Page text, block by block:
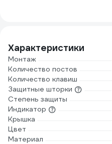
Характеристики
Монтаж
Количество постов
Количество клавиш
Защитные шторки
Степень защиты
Индикатор
Крышка
Цвет
Материал